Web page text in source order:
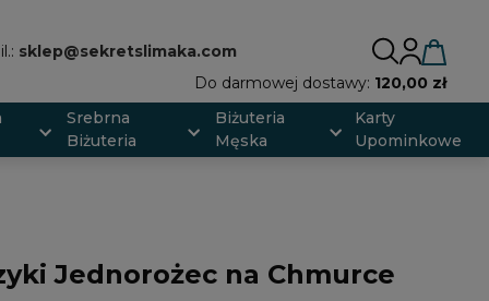
sklep@sekretslimaka.com
Do darmowej dostawy: 120,00 zł
Srebrna
Biżuteria
Biżuteria
Męska
Karty
Upominkowe
Jednorożec na Chmurce